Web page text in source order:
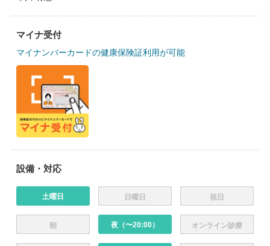
マイナ受付
マイナンバーカードの健康保険証利用が可能
設備・対応
土曜日 日曜日 祝日
朝 夜（〜20:00） オンライン診療